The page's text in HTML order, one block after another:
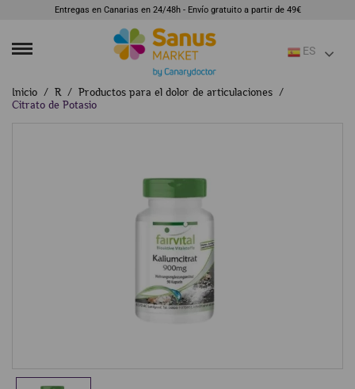
Entregas en Canarias en 24/48h - Envío gratuito a partir de 49€
ES
Inicio R
Productos para el dolor de articulaciones
Citrato de Potasio